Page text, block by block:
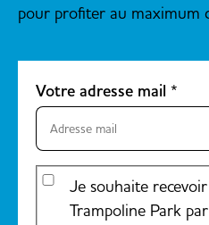
pour profiter au maximum
Votre adresse mail *
Je souhaite
Trampoline Park